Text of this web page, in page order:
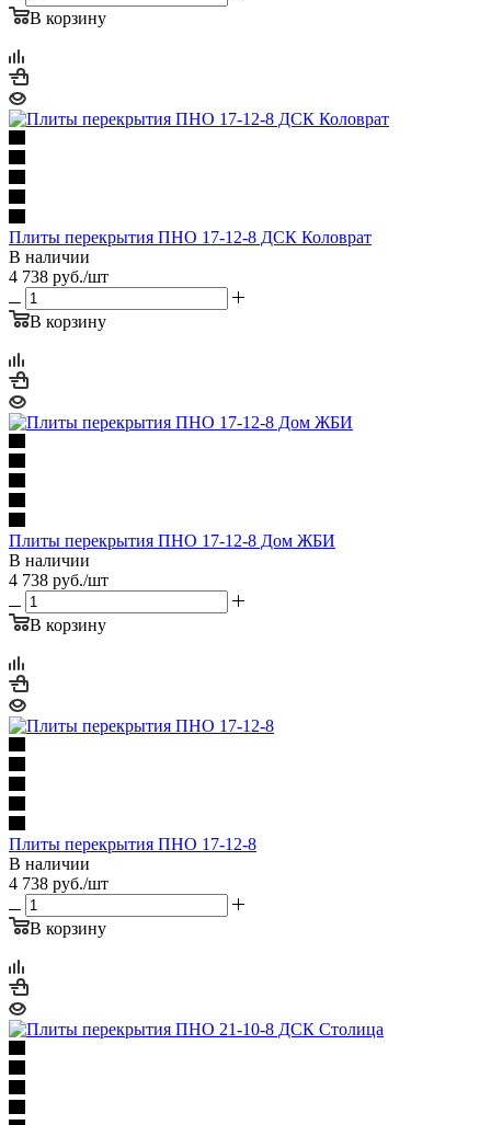
В корзину
Плиты перекрытия ПНО 17-12-8 ДСК Коловрат
В наличии
4 738 руб./шт
В корзину
Плиты перекрытия ПНО 17-12-8 Дом ЖБИ
В наличии
4 738 руб./шт
В корзину
Плиты перекрытия ПНО 17-12-8
В наличии
4 738 руб./шт
В корзину